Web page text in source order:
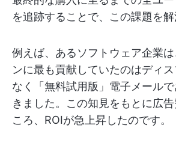
を追跡することで、この課題を解
例えば、あるソフトウェア企業
ンに最も貢献していたのはディ
なく「無料試用版」電子メール
きました。この知見をもとに広
ころ、ROIが急上昇したのです。